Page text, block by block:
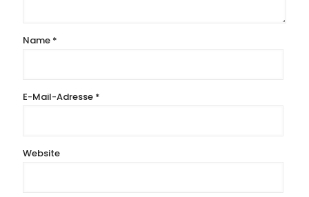
Name *
E-Mail-Adresse *
Website